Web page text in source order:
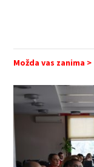
Možda vas zanima >